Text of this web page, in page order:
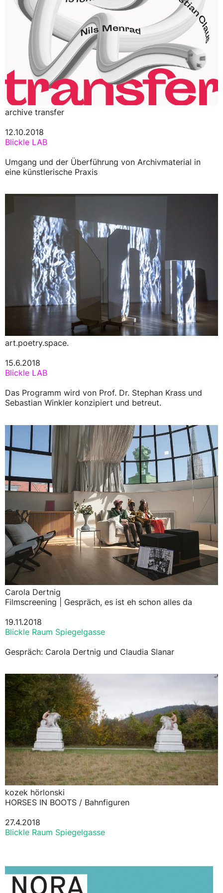
archive transfer
12.10.2018
Blickle LAB
Umgang und der Überführung von Archivmaterial in
eine künstlerische Praxis
art.poetry.space.
15.6.2018
Blickle LAB
Das Programm wird von Prof. Dr. Stephan Krass und
Sebastian Winkler konzipiert und betreut.
Carola Dertnig
Filmscreening | Gespräch, es ist eh schon alles da
19.11.2018
Blickle Raum Spiegelgasse
Gespräch: Carola Dertnig und Claudia Slanar
kozek hörlonski
HORSES IN BOOTS / Bahnfiguren
27.4.2018
Blickle Raum Spiegelgasse